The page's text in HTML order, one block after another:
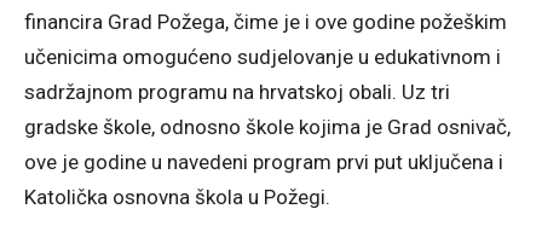
financira Grad Požega, čime je i ove godine požeškim
učenicima omogućeno sudjelovanje u edukativnom i
sadržajnom programu na hrvatskoj obali. Uz tri
gradske škole, odnosno škole kojima je Grad osnivač,
ove je godine u navedeni program prvi put uključena i
Katolička osnovna škola u Požegi.